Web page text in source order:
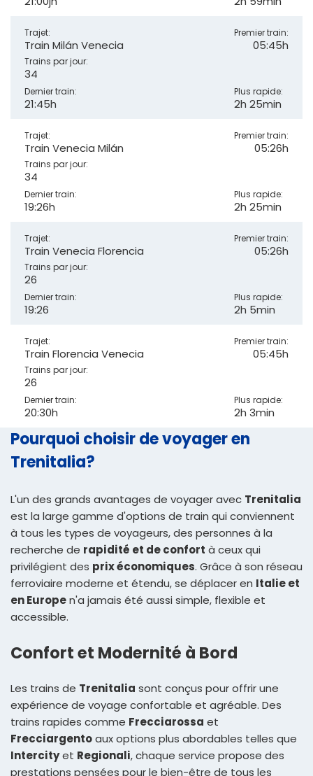
Trajet:
Train Milán Venecia
Trains par jour:
34
Premier train:
05:45h
Dernier train:
21:45h
Plus rapide:
2h 25min
Trajet:
Train Venecia Milán
Trains par jour:
34
Premier train:
05:26h
Dernier train:
19:26h
Plus rapide:
2h 25min
Trajet:
Train Venecia Florencia
Trains par jour:
26
Premier train:
05:26h
Dernier train:
19:26
Plus rapide:
2h 5min
Trajet:
Train Florencia Venecia
Trains par jour:
26
Premier train:
05:45h
Dernier train:
20:30h
Plus rapide:
2h 3min
Pourquoi choisir de voyager en
Trenitalia?
L'un des grands avantages de voyager avec Trenitalia
est la large gamme d'options de train qui conviennent
à tous les types de voyageurs, des personnes à la
recherche de rapidité et de confort à ceux qui
privilégient des prix économiques. Grâce à son réseau
ferroviaire moderne et étendu, se déplacer en Italie et
en Europen'a jamais été aussi simple, flexible et
accessible.
Confort et Modernité à Bord
Les trains de Trenitalia sont conçus pour offrir une
expérience de voyage confortable et agréable. Des
trains rapides comme Frecciarossa et
Frecciargentoaux options plus abordables telles que
Intercityet Regionali, chaque service propose des
prestations pensées pour le bien-être de tous les